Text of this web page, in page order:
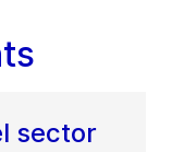
sector